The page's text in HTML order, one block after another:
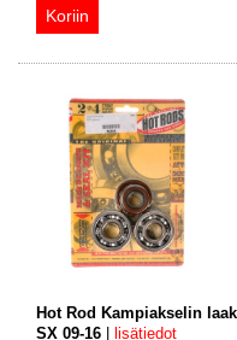
Hot Rod Kampiakselin
SX 09-16 | lisätiedot